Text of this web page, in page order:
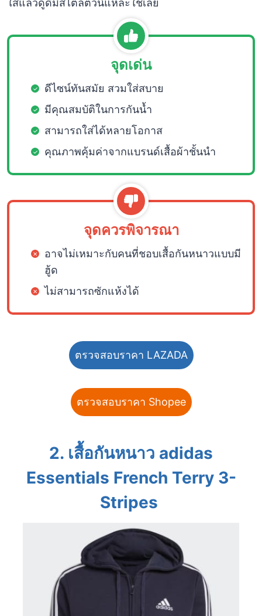
ใส่แล้วดูดีมีสไตล์ตัวนี้แหละใช่เลย
จุดเด่น
ดีไซน์ทันสมัย สวมใส่สบาย
มีคุณสมบัติในการกันน้ำ
สามารถใส่ได้หลายโอกาส
คุณภาพคุ้มค่าจากแบรนด์เสื้อผ้าชั้นนำ
จุดควรพิจารณา
อาจไม่เหมาะกับคนที่ชอบเสื้อกันหนาวแบบมี
ฮู้ด
ไม่สามารถซักแห้งได้
ตรวจสอบราคา LAZADA
ตรวจสอบราคา Shopee
2. เสื้อกันหนาว adidas
Essentials French Terry 3-
Stripes